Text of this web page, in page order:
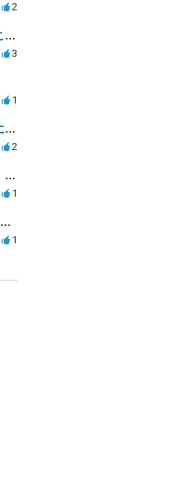
2
ゲーム制作で昔話をモチーフにすることは著作権的にセーフかどうか
3
1
法的措置を取られる可能性と対応策についての相談
2
制作者がライセンス証明を出さない。逃げられないように、今すぐ法的に何をすべきか
1
Sunoで作成した楽曲のSNS収益化における法的問題は？
1